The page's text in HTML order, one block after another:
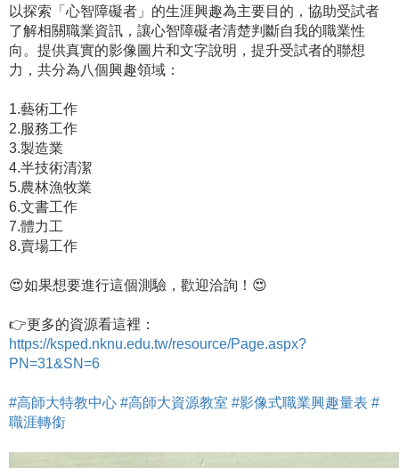
以探索「心智障礙者」的生涯興趣為主要目的，協助受試者
了解相關職業資訊，讓心智障礙者清楚判斷自我的職業性
向。提供真實的影像圖片和文字說明，提升受試者的聯想
力，共分為八個興趣領域：
1.藝術工作
2.服務工作
3.製造業
4.半技術清潔
5.農林漁牧業
6.文書工作
7.體力工
8.賣場工作
😍如果想要進行這個測驗，歡迎洽詢！😍
👉更多的資源看這裡：
https://ksped.nknu.edu.tw/resource/Page.aspx?
PN=31&SN=6
#高師大特教中心 #高師大資源教室 #影像式職業興趣量表 #
職涯轉銜